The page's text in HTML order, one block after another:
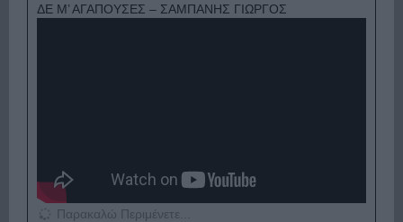
ΔΕ Μ’ ΑΓΑΠΟΥΣΕΣ – ΣΑΜΠΑΝΗΣ ΓΙΩΡΓΟΣ
Παρακαλώ Περιμένετε...